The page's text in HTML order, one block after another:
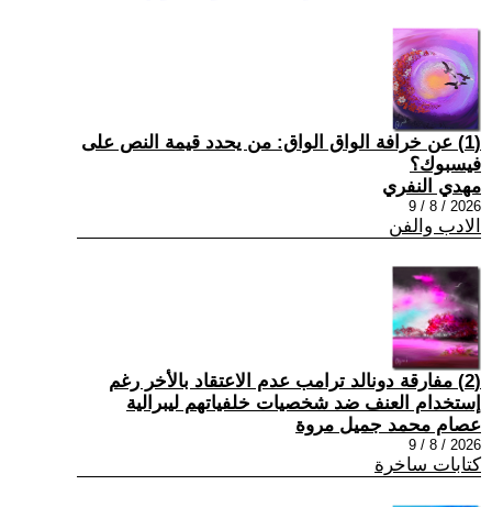
(1) عن خرافة الواق الواق: من يحدد قيمة النص على
فيسبوك؟
مهدي النفري
2026 / 8 / 9
الادب والفن
(2) مفارقة دونالد ترامب عدم الاعتقاد بالأخر رغم
إستخدام العنف ضد شخصيات خلفياتهم ليبرالية
عصام محمد جميل مروة
2026 / 8 / 9
كتابات ساخرة